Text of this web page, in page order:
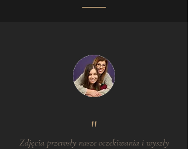
"
Zdjęcia przerosły nasze oczekiwania i wyszły